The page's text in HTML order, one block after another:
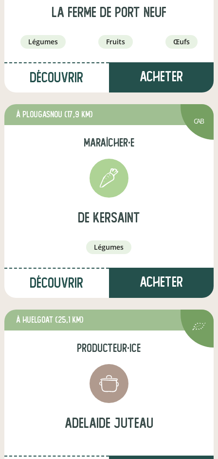
La ferme de port neuf
légumes fruits œufs
Découvrir Acheter
à Plougasnou (17,9 km)
CAB
maraîcher·e
de kersaint
légumes
Découvrir Acheter
à Huelgoat (25,1 km)
producteur·ice
adelaide juteau